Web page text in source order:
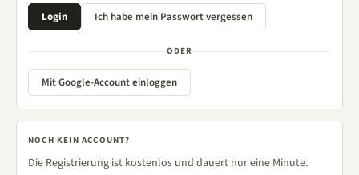
ODER
Mit Google-Account einloggen
NOCH KEIN ACCOUNT?
Die Registrierung ist kostenlos und dauert nur eine Minute.